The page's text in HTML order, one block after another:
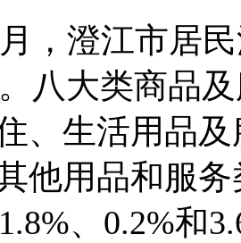
月，澄江市居
。八大类商品
、 生活用品及
他用品和服
1.8%、 0.2%和